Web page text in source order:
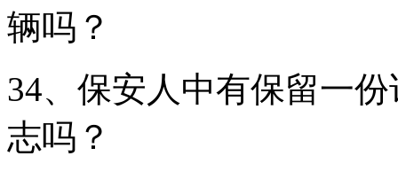
辆吗？
34、保安人中有保留一
志吗？